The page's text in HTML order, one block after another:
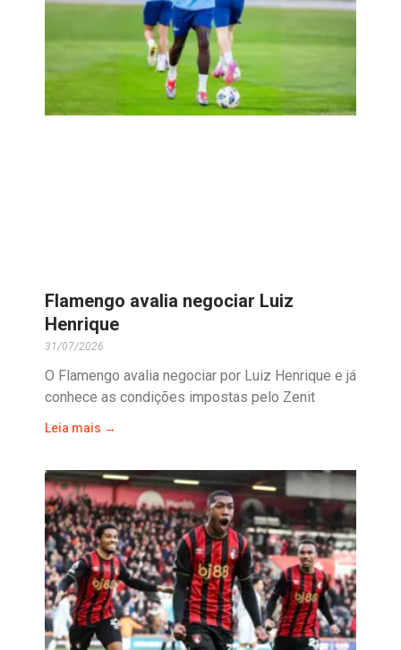
Flamengo avalia negociar Luiz
Henrique
31/07/2026
O Flamengo avalia negociar por Luiz Henrique e já
conhece as condições impostas pelo Zenit
Leia mais →